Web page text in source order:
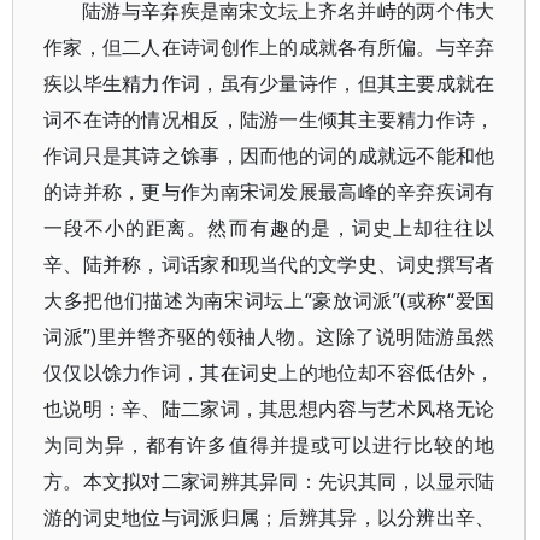
陆游与辛弃疾是南宋文坛上齐名并峙的两个伟大
作家，但二人在诗词创作上的成就各有所偏。与辛弃
疾以毕生精力作词，虽有少量诗作，但其主要成就在
词不在诗的情况相反，陆游一生倾其主要精力作诗，
作词只是其诗之馀事，因而他的词的成就远不能和他
的诗并称，更与作为南宋词发展最高峰的辛弃疾词有
一段不小的距离。然而有趣的是，词史上却往往以
辛、陆并称，词话家和现当代的文学史、词史撰写者
大多把他们描述为南宋词坛上“豪放词派”(或称“爱国
词派”)里并辔齐驱的领袖人物。这除了说明陆游虽然
仅仅以馀力作词，其在词史上的地位却不容低估外，
也说明：辛、陆二家词，其思想内容与艺术风格无论
为同为异，都有许多值得并提或可以进行比较的地
方。本文拟对二家词辨其异同：先识其同，以显示陆
游的词史地位与词派归属；后辨其异，以分辨出辛、